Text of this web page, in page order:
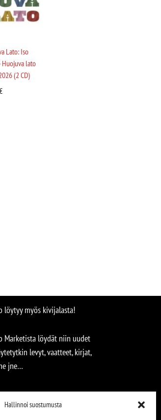
Hallinnoi suostumusta
Lato: Iso
Huojuva lato
(2 CD)
löytyy myös kivijalasta!
Marketista löydät niin uudet
levyt, vaatteet, kirjat,
jne…